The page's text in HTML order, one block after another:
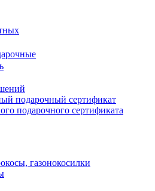
подарочный сертификат
газонокосилки